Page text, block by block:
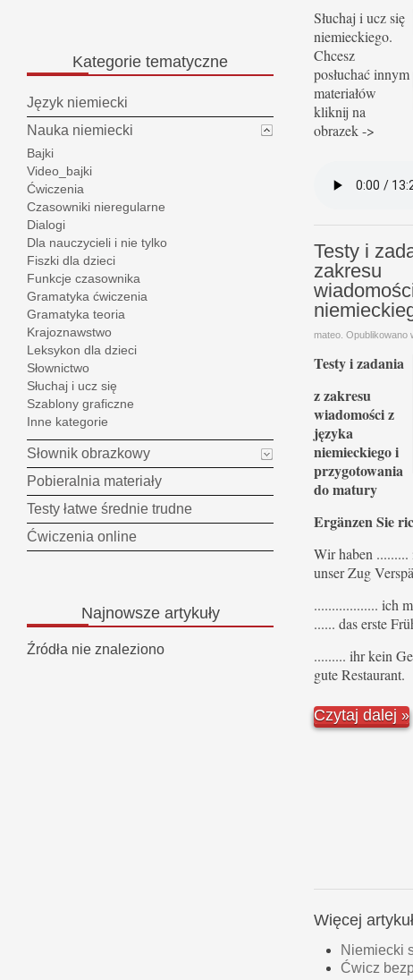
Słuchaj i ucz się
niemieckiego.
Chcesz
posłuchać innym
materiałów
kliknij na
obrazek ->
Testy i
zakresu
mateo. Opublikowano
Testy i zadania
z zakresu
wiadomości z
języka
niemieckiego i
przygotowania
do matury
Ergänzen Sie
Wir haben .........
unser Zug
.................. ich
...... das erste
......... ihr kein
gute Restaurant.
Czytaj dalej
Więcej
Niemiecki
Ćwicz
Kategorie tematyczne
Język niemiecki
Nauka niemiecki
Bajki
Video_bajki
Ćwiczenia
Czasowniki nieregularne
Dialogi
Dla nauczycieli i nie tylko
Fiszki dla dzieci
Funkcje czasownika
Gramatyka ćwiczenia
Gramatyka teoria
Krajoznawstwo
Leksykon dla dzieci
Słownictwo
Słuchaj i ucz się
Szablony graficzne
Inne kategorie
Słownik obrazkowy
Pobieralnia materiały
Testy łatwe średnie trudne
Ćwiczenia online
Najnowszeartykuły
Źródła nie znaleziono